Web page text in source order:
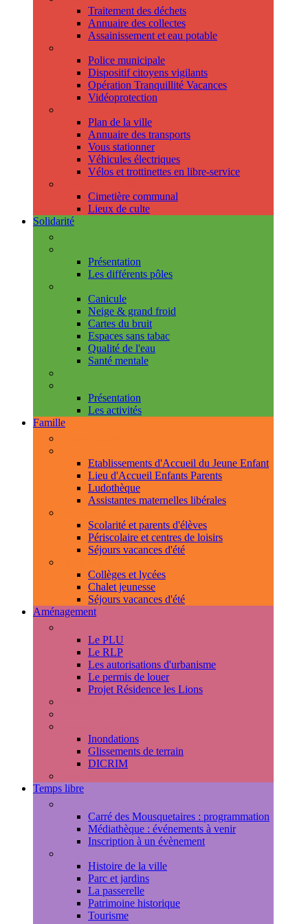
Traitement des déchets
Annuaire des collectes
Assainissement et eau potable
Police municipale
Dispositif citoyens vigilants
Opération Tranquillité Vacances
Vidéoprotection
Plan de la ville
Annuaire des transports
Vous stationner
Véhicules électriques
Vélos et trottinettes en libre-service
Cimetière communal
Lieux de culte
Solidarité
Présentation
Les différents pôles
Canicule
Neige & grand froid
Cartes du bruit
Espaces sans tabac
Qualité de l'eau
Santé mentale
Présentation
Les activités
Famille
Etablissements d'Accueil du Jeune Enfant
Lieu d'Accueil Enfants Parents
Ludothèque
Assistantes maternelles libérales
Scolarité et parents d'élèves
Périscolaire et centres de loisirs
Séjours vacances d'été
Collèges et lycées
Chalet jeunesse
Séjours vacances d'été
Aménagement
Le PLU
Le RLP
Les autorisations d'urbanisme
Le permis de louer
Projet Résidence les Lions
Inondations
Glissements de terrain
DICRIM
Temps libre
Carré des Mousquetaires : programmation
Médiathèque : événements à venir
Inscription à un évènement
Histoire de la ville
Parc et jardins
La passerelle
Patrimoine historique
Tourisme